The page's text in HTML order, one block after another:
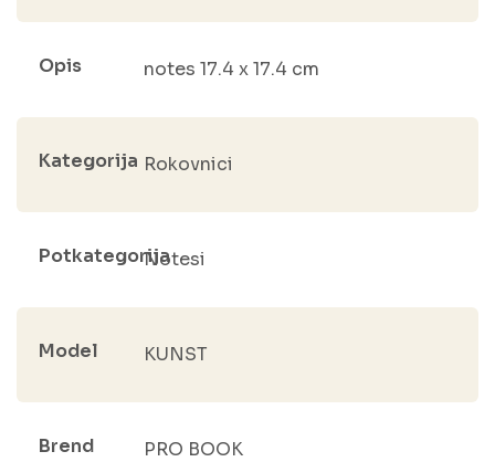
Opis notes 17.4 x 17.4 cm
Kategorija Rokovnici
PotkategorijaNotesi
Model KUNST
Brend PRO BOOK